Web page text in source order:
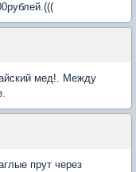
мед!. Между
прут через